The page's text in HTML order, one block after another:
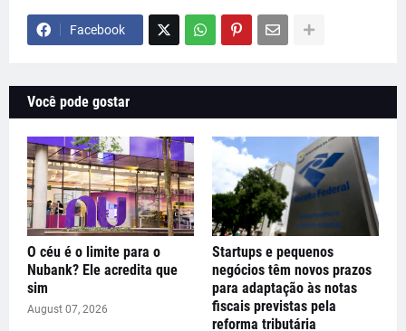
Facebook
Você pode gostar
O céu é o limite para o
Nubank? Ele acredita que
sim
August 07, 2026
Startups e pequenos
negócios têm novos prazos
para adaptação às notas
fiscais previstas pela
reforma tributária